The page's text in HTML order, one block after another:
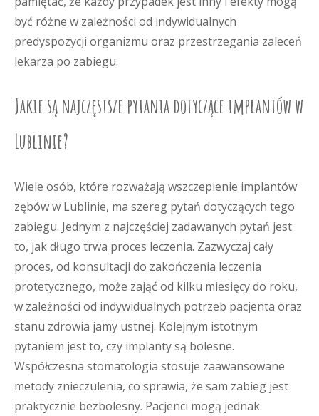
być różne w zależności od indywidualnych
predyspozycji organizmu oraz przestrzegania zaleceń
lekarza po zabiegu.
Jakie są najczęstsze pytania dotyczące implantów w
Lublinie?
Wiele osób, które rozważają wszczepienie implantów
zębów w Lublinie, ma szereg pytań dotyczących tego
zabiegu. Jednym z najczęściej zadawanych pytań jest
to, jak długo trwa proces leczenia. Zazwyczaj cały
proces, od konsultacji do zakończenia leczenia
protetycznego, może zająć od kilku miesięcy do roku,
w zależności od indywidualnych potrzeb pacjenta oraz
stanu zdrowia jamy ustnej. Kolejnym istotnym
pytaniem jest to, czy implanty są bolesne.
Współczesna stomatologia stosuje zaawansowane
metody znieczulenia, co sprawia, że sam zabieg jest
praktycznie bezbolesny. Pacjenci mogą jednak